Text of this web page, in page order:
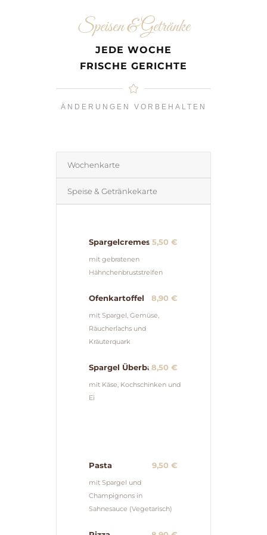
Speisen & Getränke
JEDE WOCHE
FRISCHE GERICHTE
ÄNDERUNGEN VORBEHALTEN
Wochenkarte
Speise & Getränkekarte
Spargelcremesuppe
5,50 €
mit gebratenen
Hähnchenbruststreifen
Ofenkartoffel 8,90 €
mit Spargel, Gemüse,
Räucherlachs und
Kräuterquark
Spargel Überbacken
8,50 €
mit Käse, Kochschinken und
Ei
Pasta 9,50 €
mit Spargel und
Champignons in
Sahnesauce (Vegetarisch)